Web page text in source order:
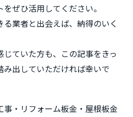
ぜひ活用してください。
業者と出会えば、納得のいく
じていた方も、この記事をきっ
出していただければ幸いで
・リフォーム板金・屋根板金